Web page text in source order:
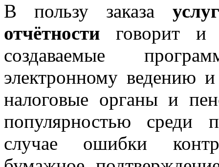
В пользу заказа
отчётности говорит и
создаваемые
электронному ведению
налоговые органы и
популярностью среди
случае ошибки